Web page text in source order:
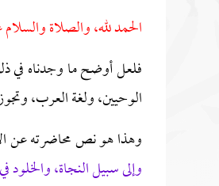
الحمد لله، والصلاة
فلعل أوضح ما وجدناه في
الوحيين، ولغة العرب،
وهذا هو نص محاضرته عن
وإلى سبيل النجاة،